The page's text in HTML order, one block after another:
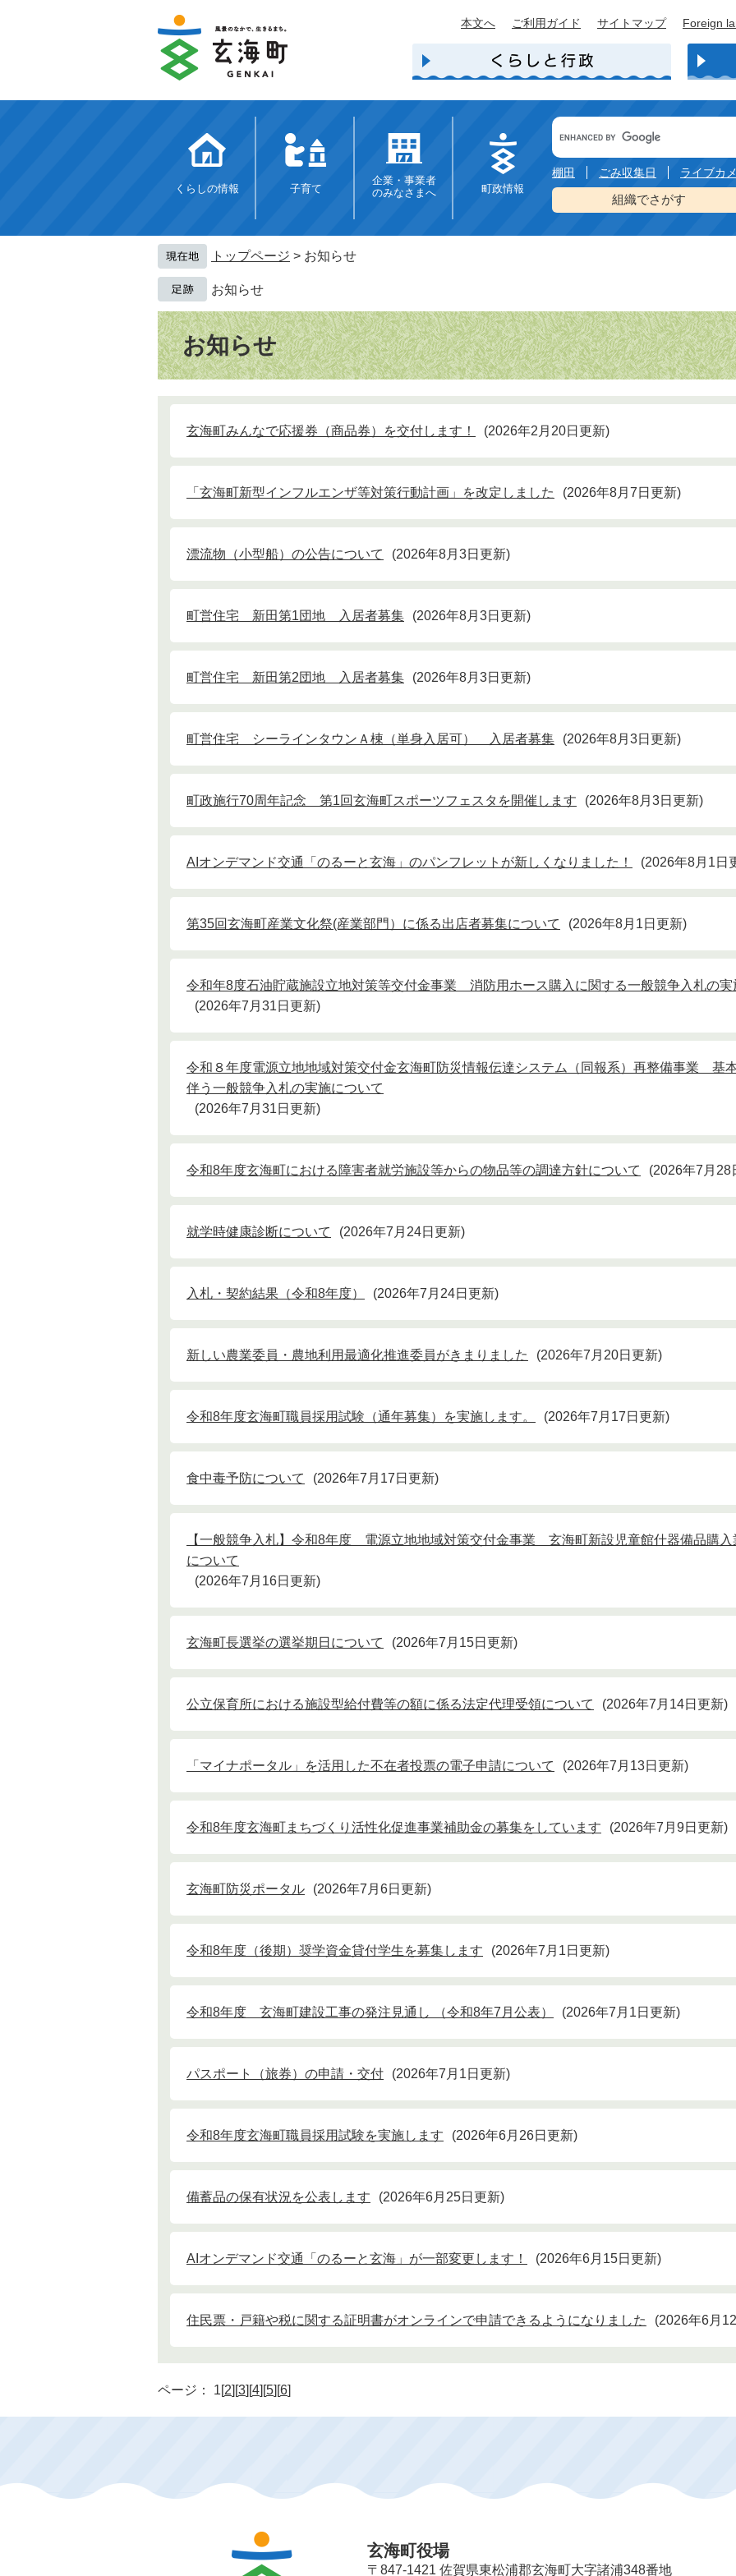
本文へ ご利用ガイド サイトマップ Foreign
くらしの情報 子育て
企業・事業者
のみなさまへ
町政情報
Google
カ
ス
タ
ム
検
索
棚田 ごみ収集日 ライブカ
組織でさがす
トップページ > お知らせ
お知らせ
本
文
お知らせ
玄海町みんなで応援券（商品券）を交付します！ 2026年2月20日更新
「玄海町新型インフルエンザ等対策行動計画」を改定しました 2026年8月7日更新
漂流物（小型船）の公告について 2026年8月3日更新
町営住宅 新田第1団地 入居者募集 2026年8月3日更新
町営住宅 新田第2団地 入居者募集 2026年8月3日更新
町営住宅 シーラインタウンＡ棟（単身入居可） 入居者募集 2026年8月3日更新
町政施行70周年記念 第1回玄海町スポーツフェスタを開催します 2026年8月3日更新
AIオンデマンド交通「のるーと玄海」のパンフレットが新しくなりました！ 2026年8月1日
第35回玄海町産業文化祭(産業部門）に係る出店者募集について 2026年8月1日更新
令和年8度石油貯蔵施設立地対策等交付金事業 消防用ホース購入に関する一般競争入札の実
2026年7月31日更新
令和８年度電源立地地域対策交付金玄海町防災情報伝達システム（同報系）再整備事業 基
伴う一般競争入札の実施について
2026年7月31日更新
令和8年度玄海町における障害者就労施設等からの物品等の調達方針について 2026年7月28
就学時健康診断について 2026年7月24日更新
入札・契約結果（令和8年度） 2026年7月24日更新
新しい農業委員・農地利用最適化推進委員がきまりました 2026年7月20日更新
令和8年度玄海町職員採用試験（通年募集）を実施します。 2026年7月17日更新
食中毒予防について 2026年7月17日更新
【一般競争入札】令和8年度 電源立地地域対策交付金事業 玄海町新設児童館什器備品購
について
2026年7月16日更新
玄海町長選挙の選挙期日について 2026年7月15日更新
公立保育所における施設型給付費等の額に係る法定代理受領について 2026年7月14日更新
「マイナポータル」を活用した不在者投票の電子申請について 2026年7月13日更新
令和8年度玄海町まちづくり活性化促進事業補助金の募集をしています 2026年7月9日更新
玄海町防災ポータル 2026年7月6日更新
令和8年度（後期）奨学資金貸付学生を募集します 2026年7月1日更新
令和8年度 玄海町建設工事の発注見通し （令和8年7月公表） 2026年7月1日更新
パスポート（旅券）の申請・交付 2026年7月1日更新
令和8年度玄海町職員採用試験を実施します 2026年6月26日更新
備蓄品の保有状況を公表します 2026年6月25日更新
AIオンデマンド交通「のるーと玄海」が一部変更します！ 2026年6月15日更新
住民票・戸籍や税に関する証明書がオンラインで申請できるようになりました 2026年6月
ページ： 1[2][3][4][5][6]
玄海町役場
〒847-1421 佐賀県東松浦郡玄海町大字諸浦348番地